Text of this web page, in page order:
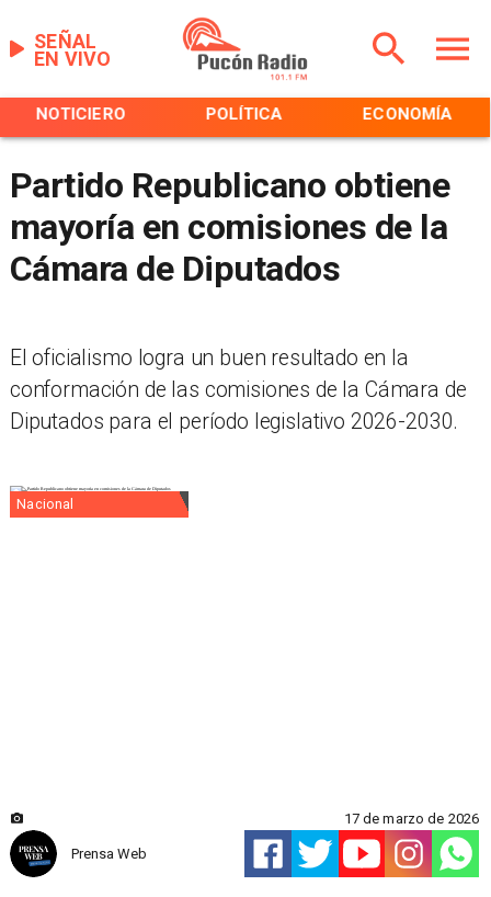
EN VIVO
SEÑAL
NOTICIERO POLÍTICA ECONOMÍA
Partido Republicano obtiene
mayoría en comisiones de la
Cámara de Diputados
El oficialismo logra un buen resultado en la
conformación de las comisiones de la Cámara de
Diputados para el período legislativo 2026-2030.
Nacional
Prensa Web
17 de marzo de 2026